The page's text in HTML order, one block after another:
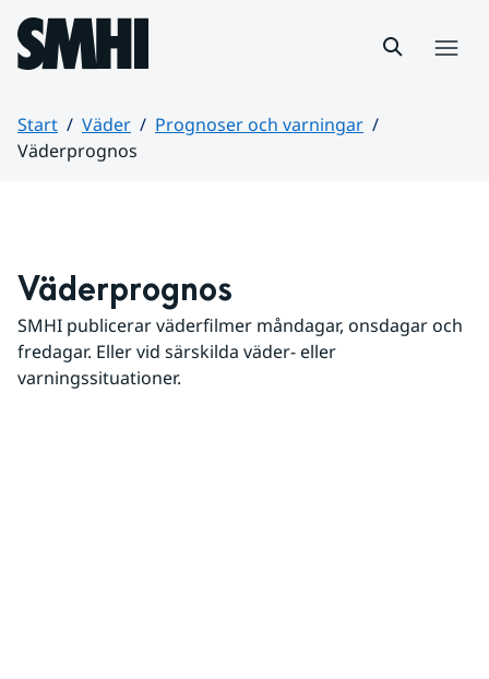
Hoppa till sidans innehåll
Start Väder
Prognoser och varningar
Väderprognos
Väderprognos
SMHI publicerar väderfilmer måndagar, onsdagar och
fredagar. Eller vid särskilda väder- eller
varningssituationer.